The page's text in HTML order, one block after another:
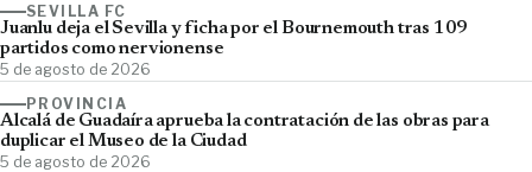
SEVILLA FC
Juanlu deja el Sevilla y ficha por el Bournemouth tras 109
partidos como nervionense
5 de agosto de 2026
PROVINCIA
Alcalá de Guadaíra aprueba la contratación de las obras para
duplicar el Museo de la Ciudad
5 de agosto de 2026